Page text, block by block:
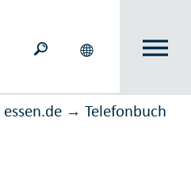
essen.de → Telefonbuch